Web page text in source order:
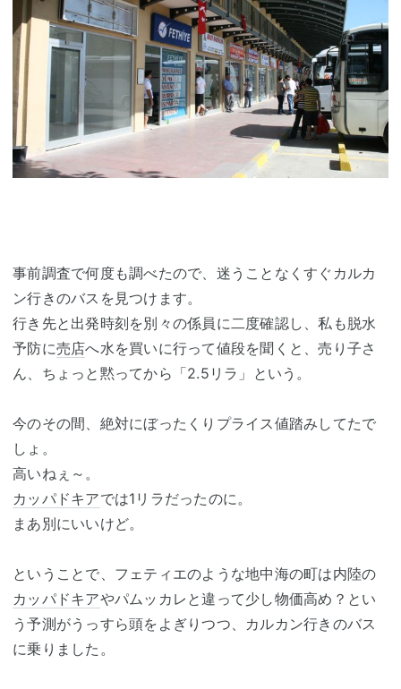
事前調査で何度も調べたので、迷うことなくすぐカルカ
ン行きのバスを見つけます。
行き先と出発時刻を別々の係員に二度確認し、私も脱水
予防に売店へ水を買いに行って値段を聞くと、売り子さ
ん、ちょっと黙ってから「2.5リラ」という。
今のその間、絶対にぼったくりプライス値踏みしてたで
しょ。
高いねぇ～。
カッパドキアでは1リラだったのに。
まあ別にいいけど。
ということで、フェティエのような地中海の町は内陸の
カッパドキアやパムッカレと違って少し物価高め？とい
う予測がうっすら頭をよぎりつつ、カルカン行きのバス
に乗りました。